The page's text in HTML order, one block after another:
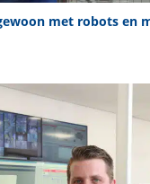
met robots en